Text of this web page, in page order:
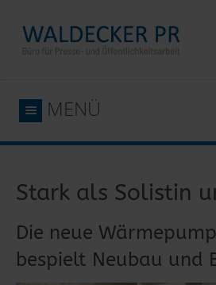
MENÜ
Stark als Solistin
Die neue
bespielt Neubau und